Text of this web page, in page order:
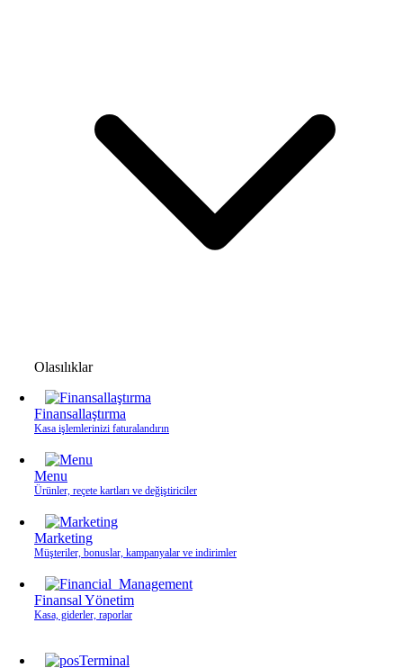
Olasılıklar
Finansallaştırma
Kasa işlemlerinizi faturalandırın
Menu
Ürünler, reçete kartları ve değiştiriciler
Marketing
Müşteriler, bonuslar, kampanyalar ve indirimler
Finansal Yönetim
Kasa, giderler, raporlar